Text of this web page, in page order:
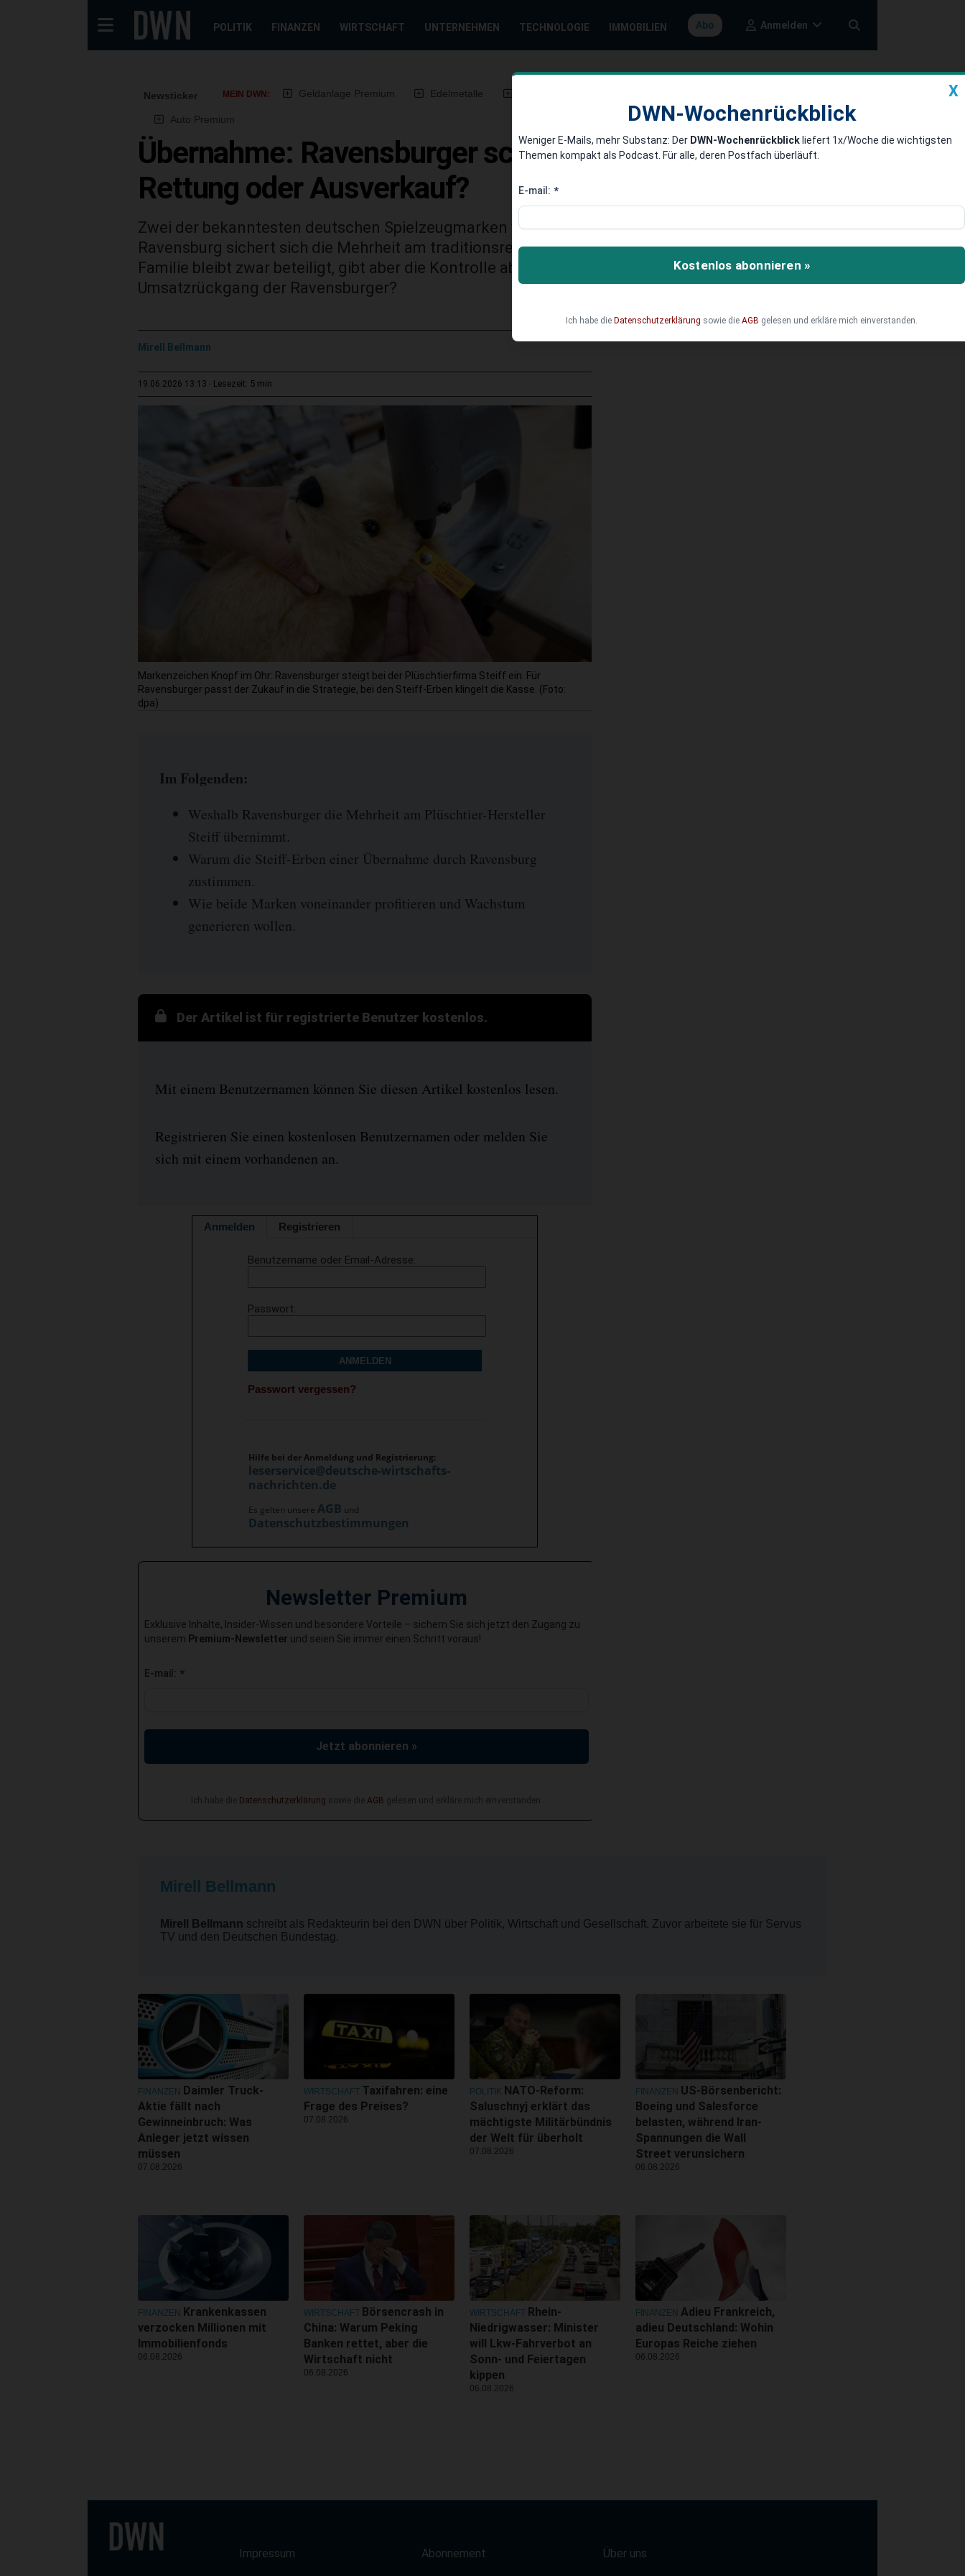
POLITIK FINANZEN WIRTSCHAFT UNTERNEHMEN TECHNOLOGIE IMMOBILIEN Abo Anmelden
Newsticker MEIN DWN: Geldanlage Premium Edelmetalle
Auto Premium
Übernahme: Ravensburger schnappt sich Steiff -
Rettung oder Ausverkauf?
Zwei der bekanntesten deutschen Spielzeugmarken vereinen sich: Der Spielehersteller aus
Ravensburg sichert sich die Mehrheit am traditionsreichen Plüschtier-Hersteller Steiff. Die Steiff-
Familie bleibt zwar beteiligt, gibt aber die Kontrolle ab. Doch wie passt die Steiff-Übernahme zum
Umsatzrückgang der Ravensburger?
Mirell Bellmann
19.06.2026 13:13 Lesezeit: 5 min
Markenzeichen Knopf im Ohr: Ravensburger steigt bei der Plüschtierfirma Steiff ein. Für
Ravensburger passt der Zukauf in die Strategie, bei den Steiff-Erben klingelt die Kasse. (Foto:
dpa)
Im Folgenden:
Weshalb Ravensburger die Mehrheit am Plüschtier-Hersteller
Steiff übernimmt.
Warum die Steiff-Erben einer Übernahme durch Ravensburg
zustimmen.
Wie beide Marken voneinander profitieren und Wachstum
generieren wollen.
Der Artikel ist für registrierte Benutzer kostenlos.
Mit einem Benutzernamen können Sie diesen Artikel kostenlos lesen.
Registrieren Sie einen kostenlosen Benutzernamen oder melden Sie
sich mit einem vorhandenen an.
Anmelden Registrieren
Benutzername oder Email-Adresse
Passwort
ANMELDEN
Passwort vergessen?
Hilfe bei der Anmeldung und Registrierung:
leserservice@deutsche-wirtschafts-
nachrichten.de
Es gelten unsere AGB und
Datenschutzbestimmungen
Newsletter Premium
Exklusive Inhalte, Insider-Wissen und besondere Vorteile – sichern Sie sich jetzt den Zugang zu
unserem Premium-Newsletter und seien Sie immer einen Schritt voraus!
E-mail: *
Jetzt abonnieren »
Ich habe die Datenschutzerklärung sowie die AGB gelesen und erkläre mich einverstanden.
X
DWN-Wochenrückblick
Weniger E-Mails, mehr Substanz: Der DWN-Wochenrückblick liefert 1x/Woche die wichtigsten
Themen kompakt als Podcast. Für alle, deren Postfach überläuft.
E-mail: *
Kostenlos abonnieren »
Ich habe die Datenschutzerklärung sowie die AGB gelesen und erkläre mich einverstanden.
Mirell Bellmann
Mirell Bellmann schreibt als Redakteurin bei den DWN über Politik, Wirtschaft und Gesellschaft. Zuvor arbeitete sie für Servus
TV und den Deutschen Bundestag.
FINANZEN Daimler Truck-
Aktie fällt nach
Gewinneinbruch: Was
Anleger jetzt wissen
müssen
07.08.2026
WIRTSCHAFT Taxifahren: eine
Frage des Preises?
07.08.2026
POLITIK NATO-Reform:
Saluschnyj erklärt das
mächtigste Militärbündnis
der Welt für überholt
07.08.2026
FINANZEN US-Börsenbericht:
Boeing und Salesforce
belasten, während Iran-
Spannungen die Wall
Street verunsichern
06.08.2026
FINANZEN Krankenkassen
verzocken Millionen mit
Immobilienfonds
06.08.2026
WIRTSCHAFT Börsencrash in
China: Warum Peking
Banken rettet, aber die
Wirtschaft nicht
06.08.2026
WIRTSCHAFT Rhein-
Niedrigwasser: Minister
will Lkw-Fahrverbot an
Sonn- und Feiertagen
kippen
06.08.2026
FINANZEN Adieu Frankreich,
adieu Deutschland: Wohin
Europas Reiche ziehen
06.08.2026
Impressum Abonnement Über uns